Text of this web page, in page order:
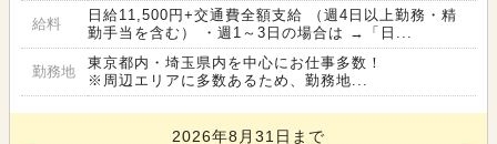
給料
日給11,500円+交通費全額支給 （週4日以上勤務・精
勤手当を含む） ・週1～3日の場合は →「日...
勤務地
東京都内・埼玉県内を中心にお仕事多数！
※周辺エリアに多数あるため、勤務地...
2026年8月31日まで